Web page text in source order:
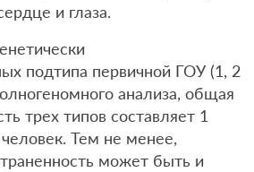
и глаза.
подтипа первичной ГОУ (1, 2
анализа, общая
трех типов составляет 1
Тем не менее,
может быть и